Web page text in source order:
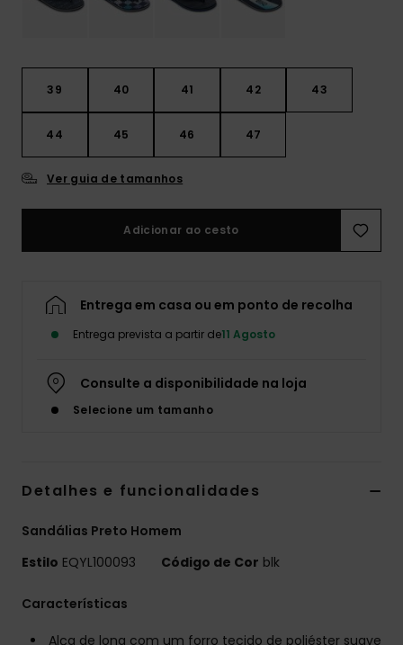
39 40 41 42 43
44 45 46 47
Ver guia de tamanhos
Adicionar ao cesto
Entrega em casa ou em ponto de recolha
Entrega prevista a partir de11 Agosto
Consulte a disponibilidade na loja
Selecione um tamanho
Detalhes e funcionalidades
Sandálias Preto Homem
Estilo EQYL100093 Código de Cor blk
Características
Alça de lona com um forro tecido de poliéster suave